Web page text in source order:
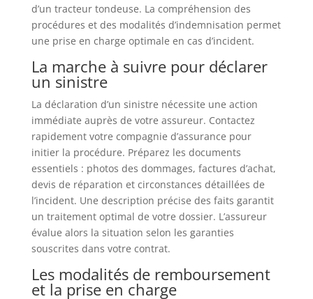
d’un tracteur tondeuse. La compréhension des
procédures et des modalités d’indemnisation permet
une prise en charge optimale en cas d’incident.
La marche à suivre pour déclarer
un sinistre
La déclaration d’un sinistre nécessite une action
immédiate auprès de votre assureur. Contactez
rapidement votre compagnie d’assurance pour
initier la procédure. Préparez les documents
essentiels : photos des dommages, factures d’achat,
devis de réparation et circonstances détaillées de
l’incident. Une description précise des faits garantit
un traitement optimal de votre dossier. L’assureur
évalue alors la situation selon les garanties
souscrites dans votre contrat.
Les modalités de remboursement
et la prise en charge